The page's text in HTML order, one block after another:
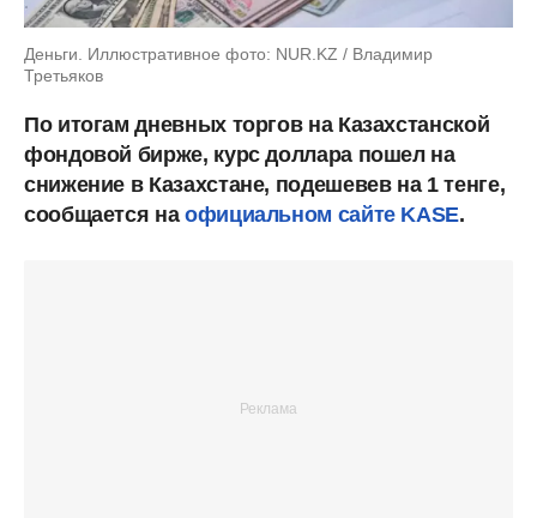
Деньги. Иллюстративное фото: NUR.KZ / Владимир
Третьяков
По итогам дневных торгов на Казахстанской
фондовой бирже, курс доллара пошел на
снижение в Казахстане, подешевев на 1 тенге,
сообщается на официальном сайте KASE.